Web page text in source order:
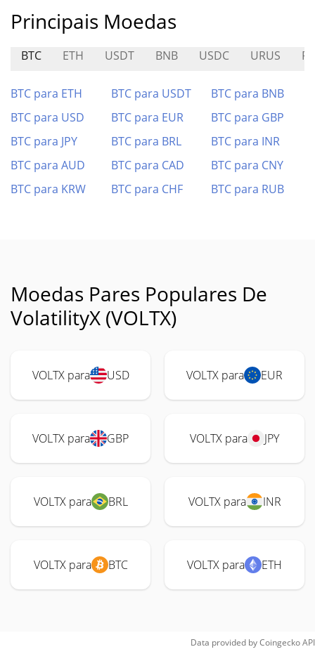
Principais Moedas
BTC ETH USDT BNB USDC URUS
BTC para ETH BTC para USDT
BTC para BNB
BTC para USD
BTC para EUR
BTC para GBP
BTC para JPY
BTC para BRL
BTC para INR
BTC para AUD
BTC para CAD
BTC para CNY
BTC para KRW
BTC para CHF BTC para RUB
Moedas Pares Populares De
VolatilityX (VOLTX)
VOLTX para USD VOLTX para EUR
VOLTX para GBP VOLTX para JPY
VOLTX para BRL VOLTX para INR
VOLTX para BTC VOLTX para ETH
Data provided byCoingeckoAPI